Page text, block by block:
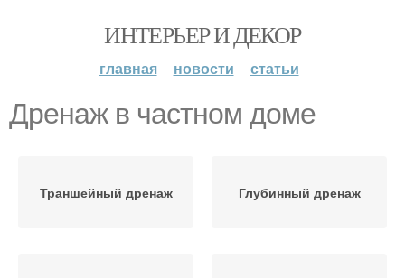
ИНТЕРЬЕР И ДЕКОР
главная новости статьи
Дренаж в частном доме
Траншейный дренаж Глубинный дренаж